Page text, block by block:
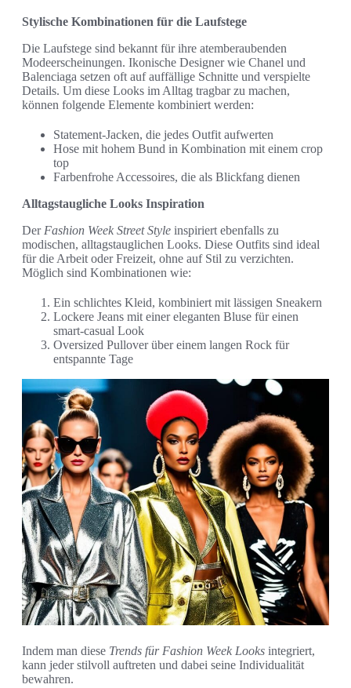
Stylische Kombinationen für die Laufstege
Die Laufstege sind bekannt für ihre atemberaubenden
Modeerscheinungen. Ikonische Designer wie Chanel und
Balenciaga setzen oft auf auffällige Schnitte und verspielte
Details. Um diese Looks im Alltag tragbar zu machen,
können folgende Elemente kombiniert werden:
Statement-Jacken, die jedes Outfit aufwerten
Hose mit hohem Bund in Kombination mit einem crop
top
Farbenfrohe Accessoires, die als Blickfang dienen
Alltagstaugliche Looks Inspiration
Der Fashion Week Street Style inspiriert ebenfalls zu
modischen, alltagstauglichen Looks. Diese Outfits sind ideal
für die Arbeit oder Freizeit, ohne auf Stil zu verzichten.
Möglich sind Kombinationen wie:
Ein schlichtes Kleid, kombiniert mit lässigen Sneakern
Lockere Jeans mit einer eleganten Bluse für einen
smart-casual Look
Oversized Pullover über einem langen Rock für
entspannte Tage
Indem man diese Trends für Fashion Week Looks integriert,
kann jeder stilvoll auftreten und dabei seine Individualität
bewahren.